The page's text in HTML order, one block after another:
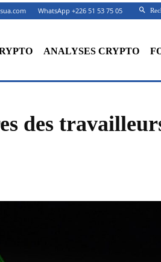
WhatsApp +226 51 53 75 05
ANALYSES CRYPTO
des